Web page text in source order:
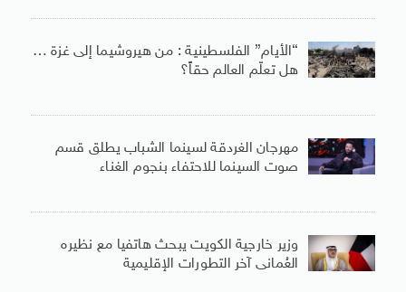
“الأيام” الفلسطينية : من هيروشيما إلى غزة …
هل تعلّم العالم حقاً؟
مهرجان الغردقة لسينما الشباب يطلق قسم
صوت السينما للاحتفاء بنجوم الغناء
وزير خارجية الكويت يبحث هاتفيا مع نظيره
العُمانى آخر التطورات الإقليمية